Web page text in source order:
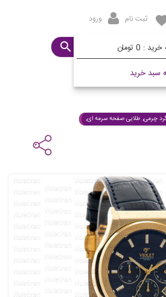
خرید :
سبد خرید
ثبت نام ورود
چیست؟
چرمی, طلایی صفحه سرمه ای,